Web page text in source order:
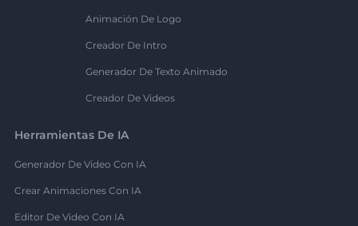
Animación De Logo
Creador De Intro
Generador De Texto Animado
Creador De Videos
Herramientas De IA
Generador De Video Con IA
Crear Animaciones Con IA
Editor De Video Con IA